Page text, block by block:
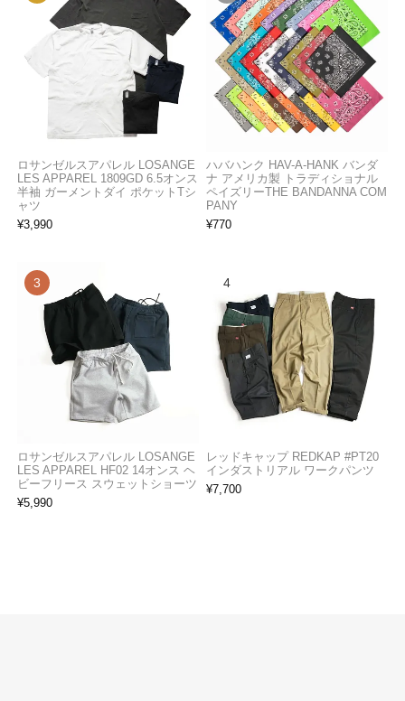
ロサンゼルスアパレル LOSANGE
LES APPAREL 1809GD 6.5オンス
半袖 ガーメントダイ ポケットTシ
ャツ
¥3,990
ハバハンク HAV-A-HANK バンダ
ナ アメリカ製 トラディショナル
ペイズリーTHE BANDANNA COM
PANY
¥770
ロサンゼルスアパレル LOSANGE
LES APPAREL HF02 14オンス ヘ
ビーフリース スウェットショーツ
¥5,990
レッドキャップ REDKAP #PT20
インダストリアル ワークパンツ
¥7,700